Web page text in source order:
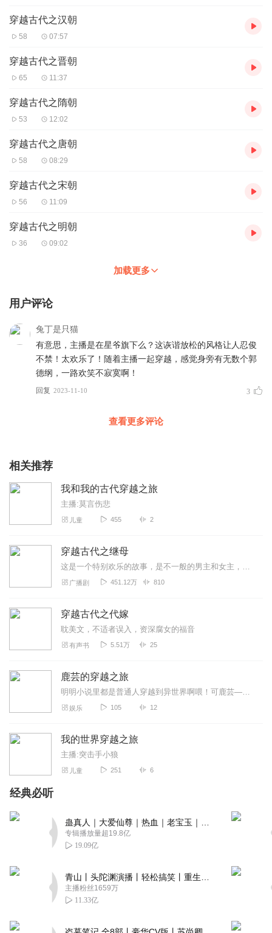
穿越古代之汉朝
58 07:57
穿越古代之晋朝
65 11:37
穿越古代之隋朝
53 12:02
穿越古代之唐朝
58 08:29
穿越古代之宋朝
56 11:09
穿越古代之明朝
36 09:02
加载更多
用户评论
兔丁是只猫
有意思，主播是在星爷旗下么？这诙谐放松的风格让人忍俊
不禁！太欢乐了！随着主播一起穿越，感觉身旁有无数个郭
德纲，一路欢笑不寂寞啊！
回复 2023-11-10 3
查看更多评论
相关推荐
我和我的古代穿越之旅
主播:莫言伤悲
儿童 455 2
穿越古代之继母
这是一个特别欢乐的故事，是不一般的男主和女主，女主末世穿越，杀人不眨眼，但是有人情味，男主好看草包，又菜又怂，无赖耍贱又搞笑，后来认真读书搞事业，几个小孩乖巧可...
广播剧 451.12万 810
穿越古代之代嫁
耽美文，不适者误入，资深腐女的福音
有声书 5.51万 25
鹿芸的穿越之旅
明明小说里都是普通人穿越到异世界啊喂！可鹿芸——一位刚刚统治魔法世界的女王，却意外穿越到了普通世界，还有一个腹黑系统！这里不能用魔法，鹿芸只能从头开始！看看鹿芸...
娱乐 105 12
我的世界穿越之旅
主播:突击手小狼
儿童 251 6
经典必听
专辑播放量超19.8亿
19.09亿
主播粉丝1659万
11.33亿